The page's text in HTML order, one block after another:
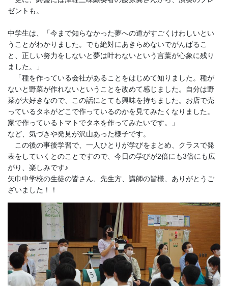
ゼントも。
中学生は、「今まで知らなかった夢への道がすごくけわしいとい
うことがわかりました。でも絶対にあきらめないでがんばるこ
と、正しい努力をしないと夢は叶わないという言葉が心象に残り
ました。」
「種を作っている会社があることをはじめて知りました。種が
ないと野菜が作れないということを改めて感じました。自分は野
菜が大好きなので、この話にとても興味を持ちました。お店で売
っているタネがどこで作っているのかを見てみたくなりました。
家で作っているトマトでタネを作ってみたいです。」
など、気づきや発見が沢山あった様子です。
この後の事後学習で、一人ひとりが学びをまとめ、クラスで発
表をしていくとのことですので、今日の学びが2倍にも3倍にも広
がり、楽しみです♪
矢巾中学校の生徒の皆さん、先生方、講師の皆様、ありがとうご
ざいました！！